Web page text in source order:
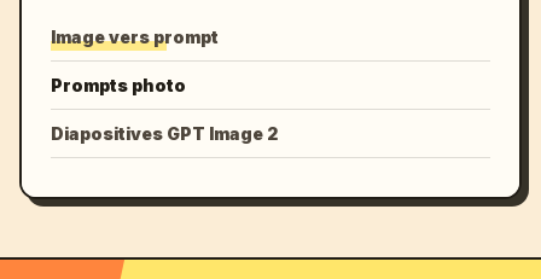
Image vers prompt
Prompts photo
Diapositives GPT Image 2